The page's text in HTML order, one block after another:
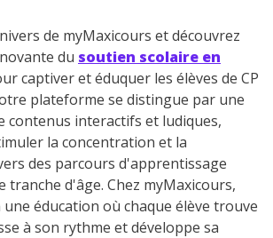
de myMaxicours et découvrez
du soutien scolaire en
captiver et éduquer les élèves de CP
plateforme se distingue par une
contenus interactifs et ludiques,
la concentration et la
des parcours d'apprentissage
tranche d'âge. Chez myMaxicours,
éducation où chaque élève trouve
à son rythme et développe sa